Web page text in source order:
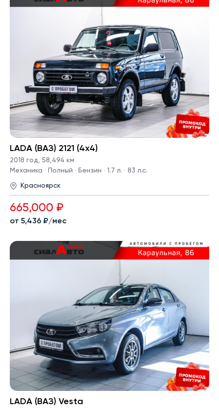
LADA (ВАЗ) 2121 (4x4)
2018 год, 58,494 км
Механика · Полный · Бензин · 1.7 л. · 83 л.с.
Красноярск
665,000 ₽
от 5,436 ₽/мес
LADA (ВАЗ) Vesta